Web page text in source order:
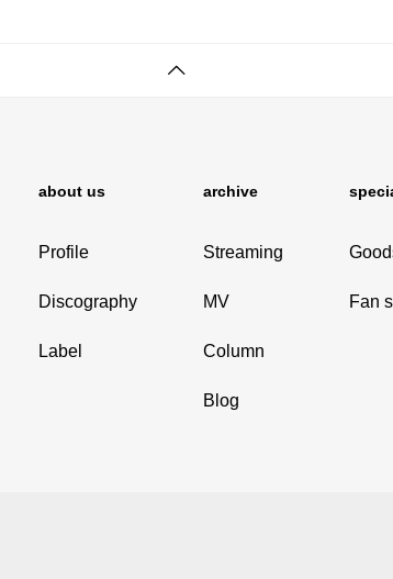
about us
Profile
Discography
Label
archive
Streaming
MV
Column
Blog
Fan